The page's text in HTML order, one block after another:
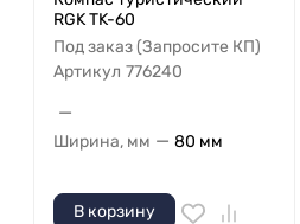
RGK TK-60
Под заказ (Запросите КП)
Артикул 776240
—
Ширина, мм — 80 мм
В корзину